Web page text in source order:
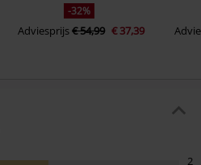
-32%
Adviesprijs€ 54,99 € 37,39
2